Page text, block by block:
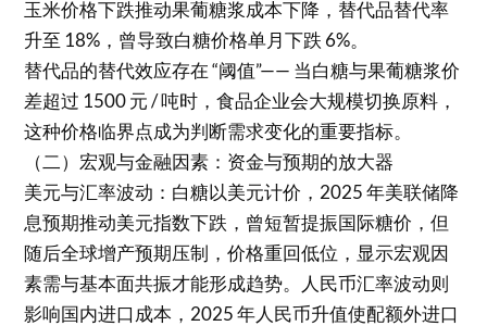
玉米价格下跌推动果葡糖浆成本下降，替代品替代率
升至 18%，曾导致白糖价格单月下跌 6%。
替代品的替代效应存在 “阈值”—— 当白糖与果葡糖浆价
差超过 1500 元 / 吨时，食品企业会大规模切换原料，
这种价格临界点成为判断需求变化的重要指标。
（二）宏观与金融因素：资金与预期的放大器
美元与汇率波动：白糖以美元计价，2025 年美联储降
息预期推动美元指数下跌，曾短暂提振国际糖价，但
随后全球增产预期压制，价格重回低位，显示宏观因
素需与基本面共振才能形成趋势。人民币汇率波动则
影响国内进口成本，2025 年人民币升值使配额外进口